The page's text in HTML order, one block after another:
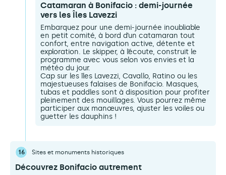
Catamaran à Bonifacio : demi-journée
vers les Îles Lavezzi
Embarquez pour une demi-journée inoubliable
en petit comité, à bord d’un catamaran tout
confort, entre navigation active, détente et
exploration. Le skipper, à l’écoute, construit le
programme avec vous selon vos envies et la
météo du jour.
Cap sur les îles Lavezzi, Cavallo, Ratino ou les
majestueuses falaises de Bonifacio. Masques,
tubas et paddles sont à disposition pour profiter
pleinement des mouillages. Vous pourrez même
participer aux manœuvres, ajuster les voiles ou
guetter les dauphins !
16 Sites et monuments historiques
Découvrez Bonifacio autrement